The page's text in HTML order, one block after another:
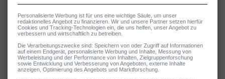
Im unteren Rücken liegt die Lendenwirbelsäule (kurz: LWS), die aus
5 Wirbeln besteht. Sie trägt das gesamte Gewicht des Rumpfes,